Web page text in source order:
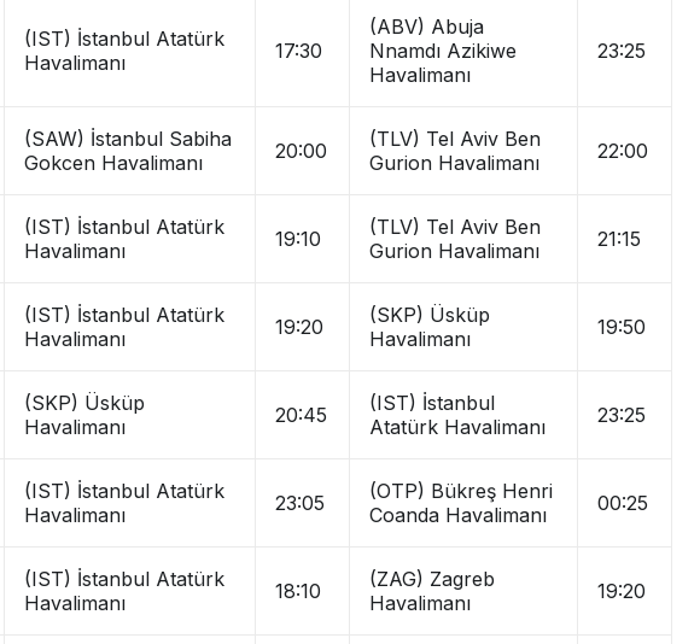
(IST) İstanbul Atatürk
Havalimanı
17:30
(ABV) Abuja
Nnamdı Azikiwe
Havalimanı
23:25
(SAW) İstanbul Sabiha
Gokcen Havalimanı
20:00
(TLV) Tel Aviv Ben
Gurion Havalimanı
22:00
(IST) İstanbul Atatürk
Havalimanı
19:10
(TLV) Tel Aviv Ben
Gurion Havalimanı
21:15
(IST) İstanbul Atatürk
Havalimanı
19:20
(SKP) Üsküp
Havalimanı
19:50
(SKP) Üsküp
Havalimanı
20:45
(IST) İstanbul
Atatürk Havalimanı
23:25
(IST) İstanbul Atatürk
Havalimanı
23:05
(OTP) Bükreş Henri
Coanda Havalimanı
00:25
(IST) İstanbul Atatürk
Havalimanı
18:10
(ZAG) Zagreb
Havalimanı
19:20